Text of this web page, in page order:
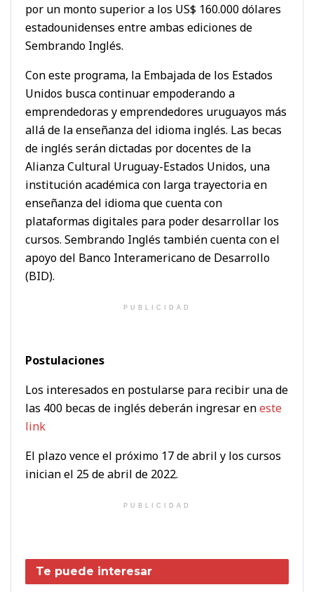
por un monto superior a los US$ 160.000 dólares
estadounidenses entre ambas ediciones de
Sembrando Inglés.
Con este programa, la Embajada de los Estados
Unidos busca continuar empoderando a
emprendedoras y emprendedores uruguayos más
allá de la enseñanza del idioma inglés. Las becas
de inglés serán dictadas por docentes de la
Alianza Cultural Uruguay-Estados Unidos, una
institución académica con larga trayectoria en
enseñanza del idioma que cuenta con
plataformas digitales para poder desarrollar los
cursos. Sembrando Inglés también cuenta con el
apoyo del Banco Interamericano de Desarrollo
(BID).
PUBLICIDAD
Postulaciones
Los interesados en postularse para recibir una de
las 400 becas de inglés deberán ingresar eneste
link
El plazo vence el próximo 17 de abril y los cursos
inician el 25 de abril de 2022.
PUBLICIDAD
Te puede interesar